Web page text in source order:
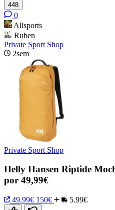
448
0
Allsports
Ruben
Private Sport Shop
2sem
Private Sport Shop
Helly Hansen Riptide
por 49,99€
49.99€ 150€ 5.99€